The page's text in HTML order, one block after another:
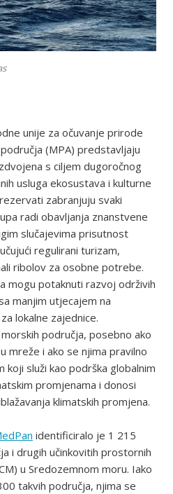
unije za očuvanje prirode
(MPA) predstavljaju
s ciljem dugoročnog
usluga ekosustava i kulturne
zabranjuju svaki
radi obavljanja znanstvene
slučajevima prisutnost
regulirani turizam,
ribolov za osobne potrebe.
mogu potaknuti razvoj održivih
manjim utjecajem na
lokalne zajednice.
područja, posebno ako
mreže i ako se njima pravilno
služi kao podrška globalnim
promjenama i donosi
klimatskih promjena.
identificiralo je 1 215
i drugih učinkovitih prostornih
u Sredozemnom moru. Iako
takvih područja, njima se